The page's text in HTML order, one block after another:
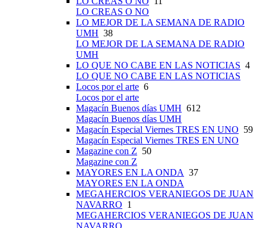
LO CREAS O NO
LO MEJOR DE LA SEMANA DE RADIO
UMH 38
LO MEJOR DE LA SEMANA DE RADIO
UMH
LO QUE NO CABE EN LAS NOTICIAS 4
LO QUE NO CABE EN LAS NOTICIAS
Locos por el arte 6
Locos por el arte
Magacín Buenos días UMH 612
Magacín Buenos días UMH
Magacín Especial Viernes TRES EN UNO 59
Magacín Especial Viernes TRES EN UNO
Magazine con Z 50
Magazine con Z
MAYORES EN LA ONDA 37
MAYORES EN LA ONDA
MEGAHERCIOS VERANIEGOS DE JUAN
NAVARRO 1
MEGAHERCIOS VERANIEGOS DE JUAN